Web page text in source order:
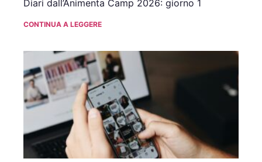
Diari dall’Animenta Camp 2026: giorno 1
CONTINUA A LEGGERE